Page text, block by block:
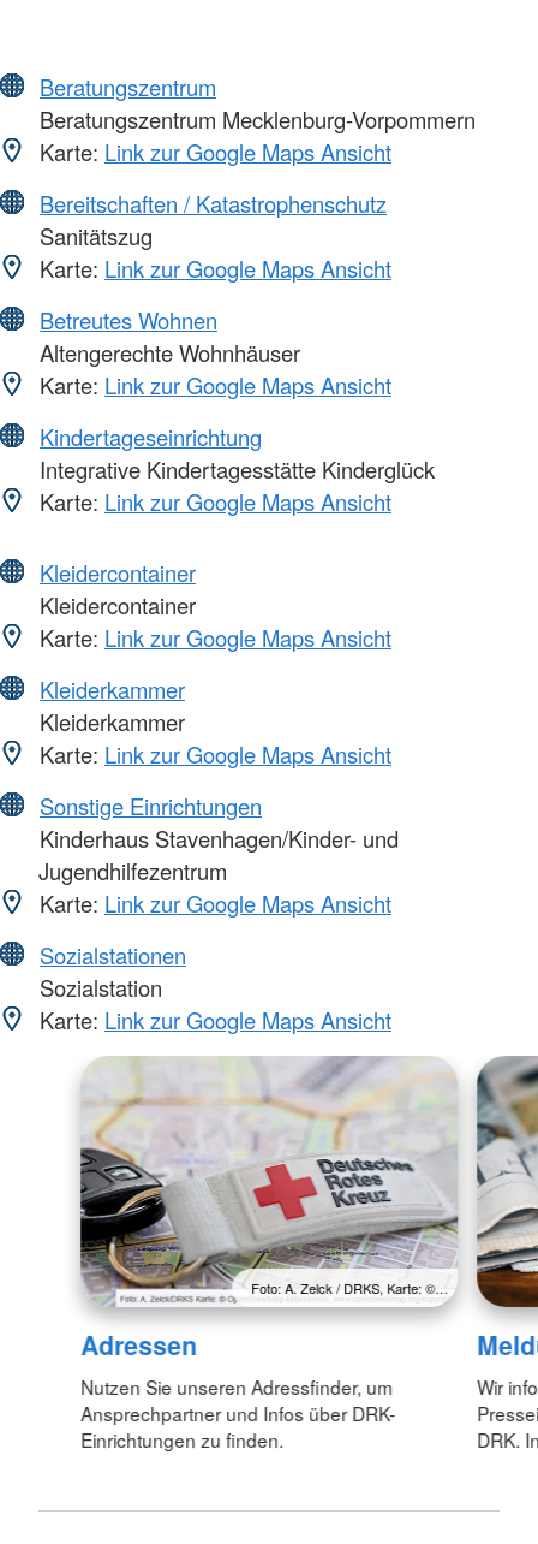
Beratungszentrum
Beratungszentrum Mecklenburg-Vorpommern
Karte: Link zur Google Maps Ansicht
Bereitschaften / Katastrophenschutz
Sanitätszug
Karte: Link zur Google Maps Ansicht
Betreutes Wohnen
Altengerechte Wohnhäuser
Karte: Link zur Google Maps Ansicht
Kindertageseinrichtung
Integrative Kindertagesstätte Kinderglück
Karte: Link zur Google Maps Ansicht
Kleidercontainer
Kleidercontainer
Karte: Link zur Google Maps Ansicht
Kleiderkammer
Kleiderkammer
Karte: Link zur Google Maps Ansicht
Sonstige Einrichtungen
Kinderhaus Stavenhagen/Kinder- und
Jugendhilfezentrum
Karte: Link zur Google Maps Ansicht
Sozialstationen
Sozialstation
Karte: Link zur Google Maps Ansicht
Foto: A. Zelck / DRKS, Karte: ©…
Adressen
Nutzen Sie unseren Adressfinder, um
Ansprechpartner und Infos über DRK-
Einrichtungen zu finden.
Wir
DRK.